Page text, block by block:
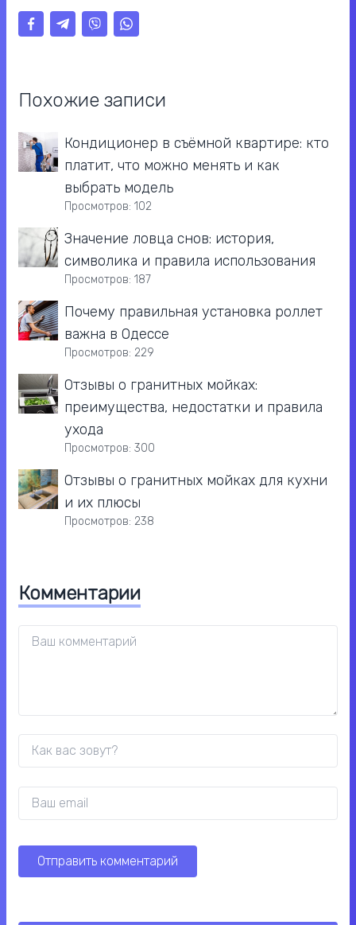
Похожие записи
Кондиционер в съёмной квартире: кто
платит, что можно менять и как
выбрать модель
Просмотров: 102
Значение ловца снов: история,
символика и правила использования
Просмотров: 187
Почему правильная установка роллет
важна в Одессе
Просмотров: 229
Отзывы о гранитных мойках:
преимущества, недостатки и правила
ухода
Просмотров: 300
Отзывы о гранитных мойках для кухни
и их плюсы
Просмотров: 238
Комментарии